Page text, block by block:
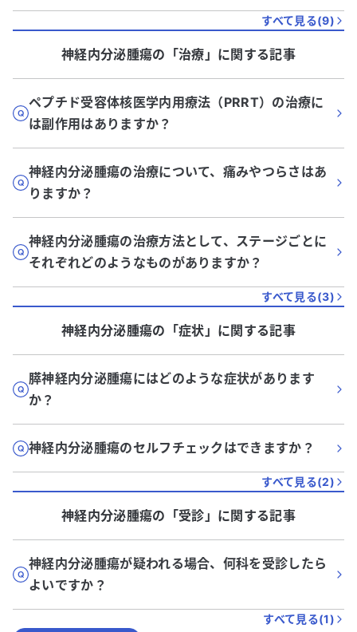
すべて見る(9)
神経内分泌腫瘍の「治療 」に関する記事
ペプチド受容体核医学内用療法（PRRT）の治療に
は副作用はありますか？
神経内分泌腫瘍の治療について、痛みやつらさはあ
りますか？
神経内分泌腫瘍の治療方法として、ステージごとに
それぞれどのようなものがありますか？
すべて見る(3)
神経内分泌腫瘍の「症状 」に関する記事
膵神経内分泌腫瘍にはどのような症状があります
か？
神経内分泌腫瘍のセルフチェックはできますか？
すべて見る(2)
神経内分泌腫瘍の「受診 」に関する記事
神経内分泌腫瘍が疑われる場合、何科を受診したら
よいですか？
すべて見る(1)